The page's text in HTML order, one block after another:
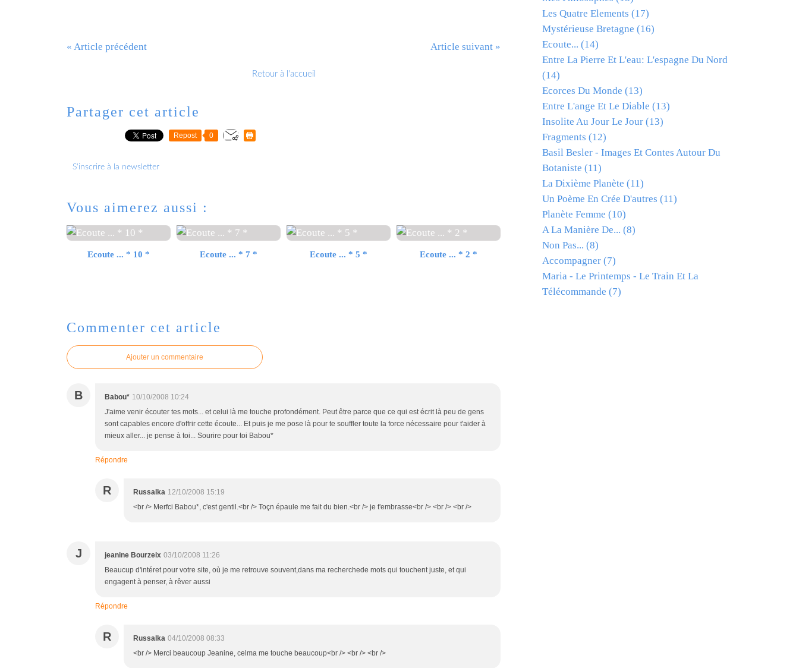
« Article précédent Article suivant »
Retour à l'accueil
Partager cet article
Repost 0
S'inscrire à la newsletter
Vous aimerez aussi :
Ecoute ... * 10 * Ecoute ... * 7 * Ecoute ... * 5 * Ecoute ... * 2 *
Commenter cet article
Ajouter un commentaire
B Babou* 10/10/2008 10:24
J'aime venir écouter tes mots... et celui là me touche profondément. Peut être parce que ce qui est écrit là peu de gens
sont capables encore d'offrir cette écoute... Et puis je me pose là pour te souffler toute la force nécessaire pour t'aider à
mieux aller... je pense à toi... Sourire pour toi Babou*
Répondre
R Russalka 12/10/2008 15:19
<br /> Merfci Babou*, c'est gentil.<br /> Toçn épaule me fait du bien.<br /> je t'embrasse<br /> <br /> <br />
J jeanine Bourzeix 03/10/2008 11:26
Beaucup d'intéret pour votre site, où je me retrouve souvent,dans ma recherchede mots qui touchent juste, et qui
engagent à penser, à rêver aussi
Répondre
R Russalka 04/10/2008 08:33
<br /> Merci beaucoup Jeanine, celma me touche beaucoup<br /> <br /> <br />
Les Quatre Elements (17)
Mystérieuse Bretagne (16)
Ecoute... (14)
Entre La Pierre Et L'eau: L'espagne Du Nord
(14)
Ecorces Du Monde (13)
Entre L'ange Et Le Diable (13)
Insolite Au Jour Le Jour (13)
Fragments (12)
Basil Besler - Images Et Contes Autour Du
Botaniste (11)
La Dixième Planète (11)
Un Poème En Crée D'autres (11)
Planète Femme (10)
A La Manière De... (8)
Non Pas... (8)
Accompagner (7)
Maria - Le Printemps - Le Train Et La
Télécommande (7)